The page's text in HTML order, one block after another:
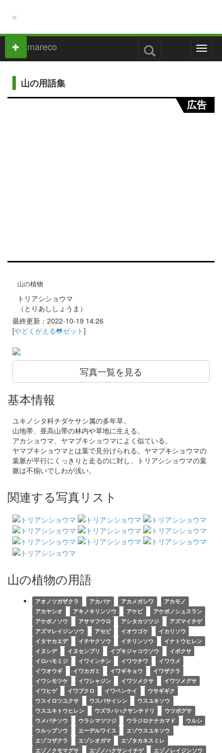
×
M
e
山の用語集
広告
山の植物
トリアシショウマ
（とりあししょうま）
最終更新：2022-10-19 14:26
[やどくがえる🐸ゼット]
写真一覧を見る
基本情報
ユキノシタ科チダケサシ属の多年草。
山地帯、亜高山帯の林内や草地に生える。
アカショウマ、ヤマブキショウマによく似ている。
ヤマブキショウマとは葉で見分けられる。ヤマブキショウマの
葉脈が平行にくっきりと走るのに対し、トリアシショウマの葉
脈は不揃いでしわが浅い。
関連する写真リスト
山の植物の用語
アオノツガザクラ アカバナ アカメガシワ
アカモノ
アカヤシオ
アキノキリンソウ アケビ
アケボノシュスラン
アケボノソウ
アサマフウロ アシタカツツジ
アズマイチゲ
アズマレイジンソウ
アセビ イオウゴケ
イカリソウ
イタヤカエデ
イチヤクソウ イチリンソウ
イナトウヒレン
イヌシデ
イヌセンブリ イブキジャコウソウ
イボクサ
イロハモミジ
イワインチン イワウチワ
イワウメ
イワオウギ
イワカガミ イワギキョウ
イワザクラ
イワシモツケ
イワシャジン イワツメクサ
イワツメグサ
イワヒゲ
イワブクロ イワベンケイ
ウサギギク
ウスイロツユクサ
ウスバサイシン
ウスユキソウ
ウスユキトウヒレン
ウズラバハクサンチドリ
ウツボグサ
ウメバチソウ
ウラシマツツジ ウラジロナナカマド
ウルシ
ウルップソウ
エーデルワイス
エゾウスユキソウ
エゾコザクラ
エゾシオガマ
エゾタカネスミレ
エゾノクモマグサ
エゾノハクサンイチゲ
エゾノレイジンソウ